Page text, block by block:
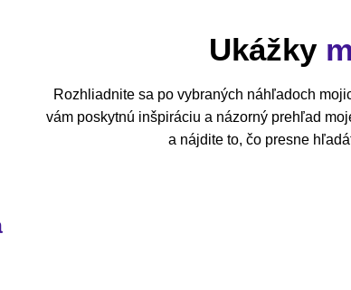
Ukážky
Rozhliadnite sa po vybraných náhľadoch
vám poskytnú inšpiráciu a názorný prehľad
a nájdite to, čo presne